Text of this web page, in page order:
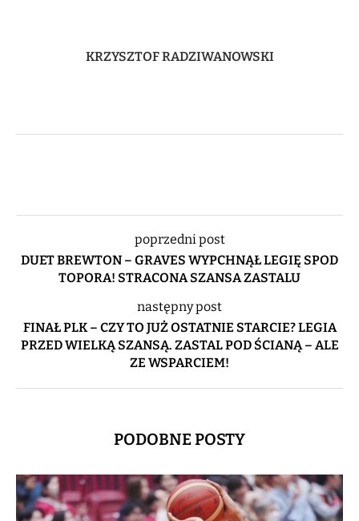
KRZYSZTOF RADZIWANOWSKI
poprzedni post
DUET BREWTON – GRAVES WYPCHNĄŁ LEGIĘ SPOD
TOPORA! STRACONA SZANSA ZASTALU
następny post
FINAŁ PLK – CZY TO JUŻ OSTATNIE STARCIE? LEGIA
PRZED WIELKĄ SZANSĄ. ZASTAL POD ŚCIANĄ – ALE
ZE WSPARCIEM!
PODOBNE POSTY